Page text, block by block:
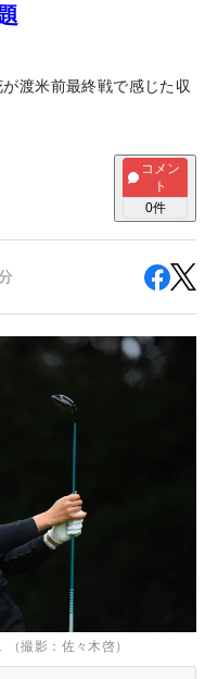
渡米前最終戦で感じた収
コメン
ト
0件
撮影：佐々木啓）